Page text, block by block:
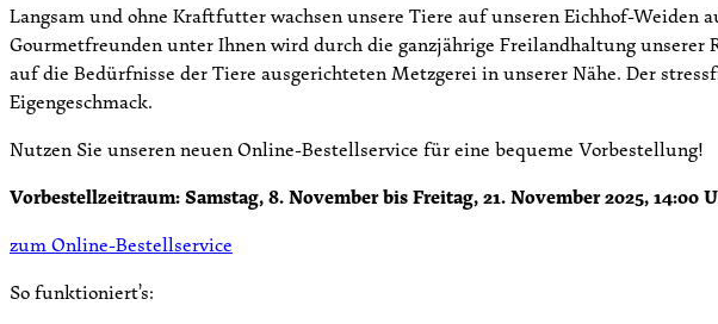
Langsam und ohne Kraftfutter wachsen unsere Tiere auf unseren Eichhof-
Gourmetfreunden unter Ihnen wird durch die ganzjährige Freilandhaltung
auf die Bedürfnisse der Tiere ausgerichteten Metzgerei in unserer Nähe. Der
Eigengeschmack.
Nutzen Sie unseren neuen Online-Bestellservice für eine bequeme Vorbestellung!
Vorbestellzeitraum: Samstag, 8. November bis Freitag, 21. November 2025, 14:00
zum Online-Bestellservice
So funktioniert’s: